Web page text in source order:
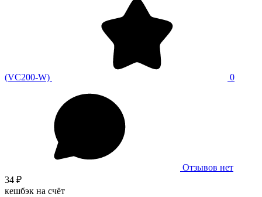
(VC200-W) 0
Отзывов нет
34 ₽
кешбэк на счёт